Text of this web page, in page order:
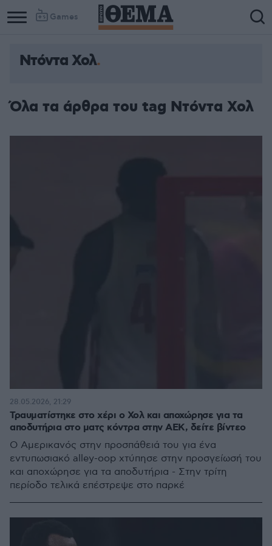
Games
Ντόντα Χολ
Όλα τα άρθρα του tag Ντόντα Χολ
Τραυματίστηκε στο χέρι ο Χολ και αποχώρησε για τα
αποδυτήρια στο ματς κόντρα στην ΑΕΚ, δείτε βίντεο
Ο Αμερικανός στην προσπάθειά του για ένα
εντυπωσιακό alley-oop χτύπησε στην προσγείωσή του
και αποχώρησε για τα αποδυτήρια - Στην τρίτη
περίοδο τελικά επέστρεψε στο παρκέ
28.05.2026, 21:29